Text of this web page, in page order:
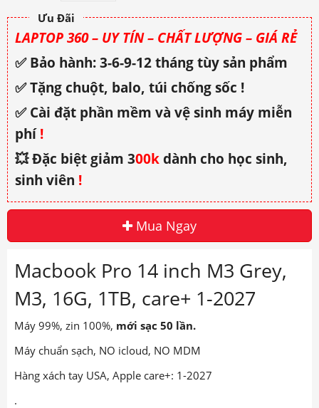
Ưu Đãi
LAPTOP 360 – UY TÍN – CHẤT LƯỢNG – GIÁ RẺ
✅ Bảo hành: 3-6-9-12 tháng tùy sản phẩm
✅ Tặng chuột, balo, túi chống sốc !
✅ Cài đặt phần mềm và vệ sinh máy miễn
phí!
💥 Đặc biệt giảm 300kdành cho học sinh,
sinh viên !
Mua Ngay
Macbook Pro 14 inch M3 Grey,
M3, 16G, 1TB, care+ 1-2027
Máy 99%, zin 100%, mới sạc 50 lần.
Máy chuẩn sạch, NO icloud, NO MDM
Hàng xách tay USA, Apple care+: 1-2027
.